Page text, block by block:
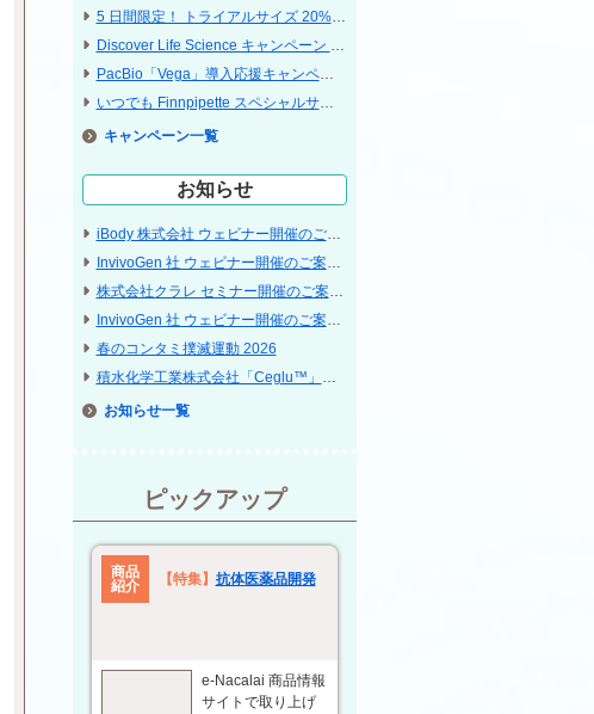
5 ⽇間限定！ トライアルサイズ 20% OFF キャンペーン〔CST〕
Discover Life Science キャンペーン 2026 Jul - Sep 神経科学研究関連特集
PacBio「Vega」導入応援キャンペーン
いつでも Finnpipette スペシャルサポート 2026
キャンペーン
お知らせ
iBody 株式会社 ウェビナー開催のご案内
InvivoGen 社 ウェビナー開催のご案内「Discover our cell lines and their applications」
株式会社クラレ セミナー開催のご案内 ─ インターフェックス Week 東京 / 再生医療 EXPO 東京
InvivoGen 社 ウェビナー開催のご案内「Powering Cytokine Research」
春のコンタミ撲滅運動 2026
積水化学工業株式会社「Ceglu™」等に関する共催セミナー開催のご案内 ─ 第 25 回 日本再生医療学会総会
お知らせ
ピックアップ
商品
紹介
【特集】 抗体医薬品開発
e-Nacalai 商品情報
サイトで取り上げ